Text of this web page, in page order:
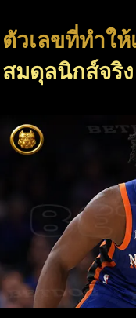
ตัวเลขที่ทำใ
สมดุลนิกส์จริง